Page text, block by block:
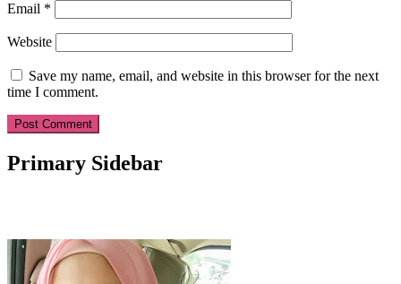
Email *
Website
Save my name, email, and website in this browser for the next
time I comment.
Primary Sidebar